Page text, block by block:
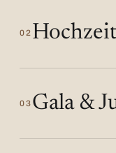
02
03 Gala &